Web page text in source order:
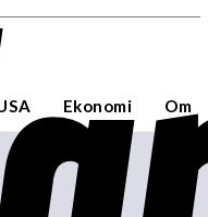
Ekonomi Om